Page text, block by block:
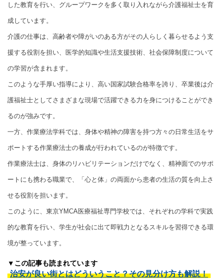
した教育を行い、グループワークを多く取り入れながら介護福祉士を育
成しています。
介護の仕事は、高齢者や障がいのある方がその人らしく暮らせるよう支
援する役割を担い、医学的知識や生活支援技術、社会保障制度について
の学習が含まれます。
このような手厚い指導により、高い国家試験合格率を誇り、卒業後は介
護福祉士としてさまざまな現場で活躍できる力を身につけることができ
るのが強みです。
一方、作業療法学科では、身体や精神の障害を持つ方々の日常生活をサ
ポートする作業療法士の養成が行われているのが特徴です。
作業療法士は、身体のリハビリテーションだけでなく、精神面でのサポ
ートにも携わる職業で、「心と体」の両面から患者の生活の質を向上さ
せる役割を担います。
このように、東京YMCA医療福祉専門学校では、それぞれの学科で実践
的な教育を行い、学生が社会に出て即戦力となるスキルを習得できる環
境が整っています。
▼この記事も読まれています
治安が良い街とはどういうこと？その見分け方も解説！